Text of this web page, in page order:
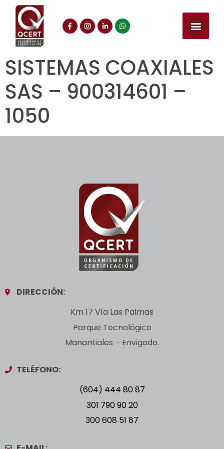
SISTEMAS COAXIALES
SAS – 900314601 –
1050
DIRECCIÓN:
Km 17 Vía Las Palmas
Parque Tecnológico
Manantiales – Envigado.
TELÉFONO:
(604) 444 80 87
301 790 90 20
300 608 51 87